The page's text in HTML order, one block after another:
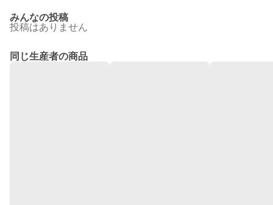
みんなの投稿
投稿はありません
同じ生産者の商品